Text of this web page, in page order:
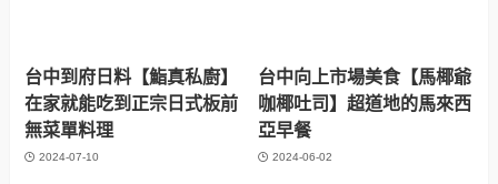
台中到府日料【鮨真私廚】
在家就能吃到正宗日式板前
無菜單料理
台中向上市場美食【馬椰爺
咖椰吐司】超道地的馬來西
亞早餐